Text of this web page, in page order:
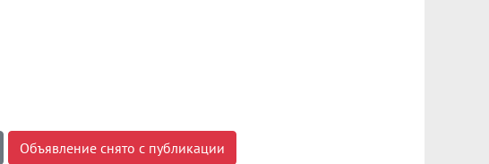
Объявление снято с публикации